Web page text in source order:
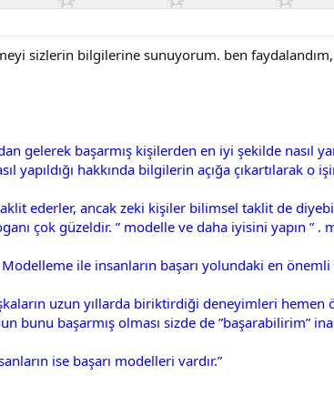
sizlerin bilgilerine sunuyorum. ben faydalandım,
gelerek başarmış kişilerden en iyi şekilde nasıl
yapıldığı hakkında bilgilerin açığa çıkartılarak o
ederler, ancak zeki kişiler bilimsel taklit de
çok güzeldir. ” modelle ve daha iyisini yapın ” .
Modelleme ile insanların başarı yolundaki en
uzun yıllarda biriktirdiği deneyimleri
bunu başarmış olması sizde de ”başarabilirim”
ise başarı modelleri vardır.”